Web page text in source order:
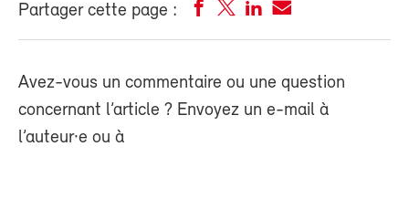
Partager cette page :
Avez-vous un commentaire ou une question
concernant l’article ? Envoyez un e-mail à
l’auteur·e ou à